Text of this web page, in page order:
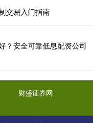
交易入门指南
？安全可靠低息配资公司
财盛证券网